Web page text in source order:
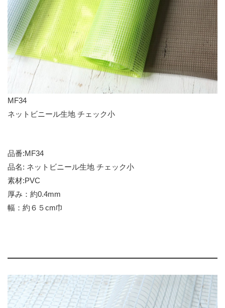
MF34
ネットビニール生地 チェック小
品番:MF34
品名: ネットビニール生地 チェック小
素材:PVC
厚み：約0.4mm
幅：約６５cm巾